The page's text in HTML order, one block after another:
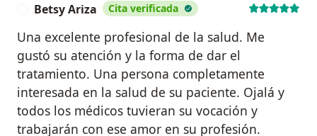
Betsy Ariza Cita verificada
Una excelente profesional de la salud. Me
gustó su atención y la forma de dar el
tratamiento. Una persona completamente
interesada en la salud de su paciente. Ojalá y
todos los médicos tuvieran su vocación y
trabajarán con ese amor en su profesión.